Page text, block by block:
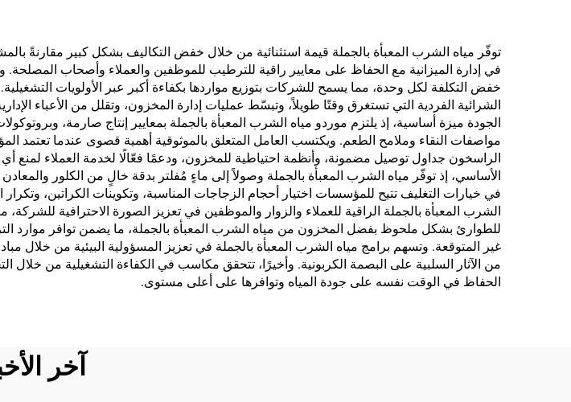
معزول بالفراغ مع مقبض
توفّر مياه الشرب المعبأة بالجملة قيمة استثنائية من خلال خفض التكاليف بشكل كبير مقارنةً
في إدارة الميزانية مع الحفاظ على معايير راقية للترطيب للموظفين والعملاء وأصحاب
خفض التكلفة لكل وحدة، مما يسمح للشركات بتوزيع مواردها بكفاءة أكبر عبر الأولويات
الشرائية الفردية التي تستغرق وقتًا طويلاً، وتبسّط عمليات إدارة المخزون، وتقلل من الأعباء
الجودة ميزة أساسية، إذ يلتزم موردو مياه الشرب المعبأة بالجملة بمعايير إنتاج صارمة،
مواصفات النقاء وملامح الطعم. ويكتسب العامل المتعلق بالموثوقية أهمية قصوى عندما تعتمد
الراسخون جداول توصيل مضمونة، وأنظمة احتياطية للمخزون، ودعمًا فعّالًا لخدمة العملاء لمنع
الأساسي، إذ توفّر مياه الشرب المعبأة بالجملة وصولاً إلى ماءٍ مُفلتر بدقة خالٍ من الكلور والمعادن
في خيارات التغليف تتيح للمؤسسات اختيار أحجام الزجاجات المناسبة، وتكوينات الكراتين،
الشرب المعبأة بالجملة الراقية للعملاء والزوار والموظفين في تعزيز الصورة الاحترافية
للطوارئ بشكل ملحوظ بفضل المخزون من مياه الشرب المعبأة بالجملة، ما يضمن توافر موارد
غير المتوقعة. وتسهم برامج مياه الشرب المعبأة بالجملة في تعزيز المسؤولية البيئية من خلال
من الآثار السلبية على البصمة الكربونية. وأخيرًا، تتحقق مكاسب في الكفاءة التشغيلية من خلال
الحفاظ في الوقت نفسه على جودة المياه وتوافرها على أعلى مستوى.
آخر